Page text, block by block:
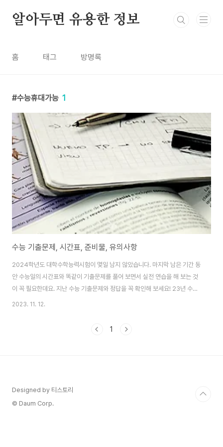
알아두면 유용한 정보
홈 태그 방명록
수능휴대가능 1
수능 기출문제, 시간표, 준비물, 유의사항
2024학년도 대학수학능력시험이 몇일 남지 않았습니다. 마지막 남은 기간 동
안 수능일의 시간표와 똑같이 기출문제를 풀어 보면서 실전 연습을 해 보는 것
이 꼭 필요한데요. 지난 수능 기출문제와 정답을 꼭 확인해 보세요! 23년 수능
기출문제> 22년 수능 기출문제> 21년 수능 기출문제> 2024학년도 수능 일
11.16(목) 문제 및 정답 이의신청 11.16(목)~11.20(월) 답안지 채점
2023. 11. 12.
1
Designed by 티스토리
© Daum Corp.